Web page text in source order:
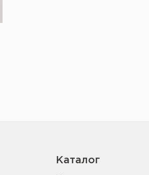
Каталог